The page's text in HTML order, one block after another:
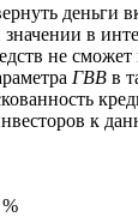
в
не
ГВВ в
к